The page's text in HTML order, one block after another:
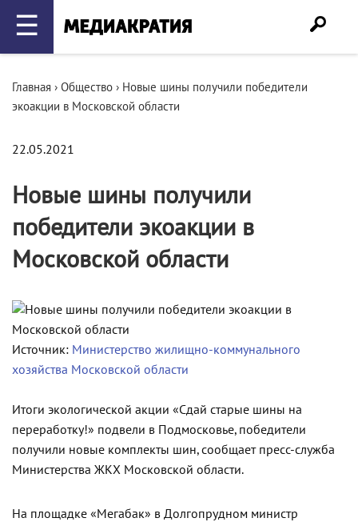
☰
Главная › Общество › Новые шины получили победители
экоакции в Московской области
22.05.2021
Новые шины получили
победители экоакции в
Московской области
Источник: Министерство жилищно-коммунального
хозяйства Московской области
Итоги экологической акции «Сдай старые шины на
переработку!» подвели в Подмосковье, победители
получили новые комплекты шин, сообщает пресс-служба
Министерства ЖКХ Московской области.
На площадке «Мегабак» в Долгопрудном министр